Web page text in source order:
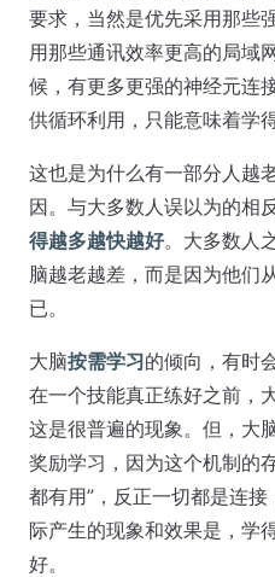
要求，当然是优先采用那些
用那些通讯效率更高的局
候，有更多更强的神经元连
供循环利用，只能意味着学
这也是为什么有一部分人越
因。与大多数人误以为的相
得越多越快越好。大多数人
脑越老越差，而是因为他们
已。
大脑按需学习的倾向，有时
在一个技能真正练好之前，
这是很普遍的现象。但，大
奖励学习，因为这个机制的
都有用”，反正一切都是连
际产生的现象和效果是，学
好。